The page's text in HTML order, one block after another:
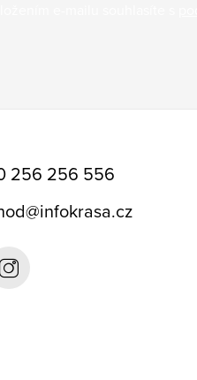
256 256 556
@infokrasa.cz